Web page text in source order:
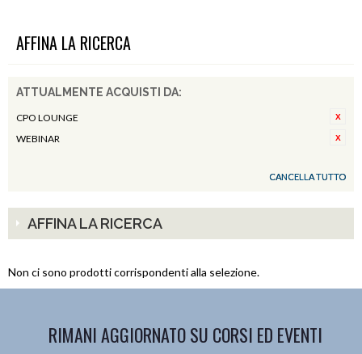
AFFINA LA RICERCA
ATTUALMENTE ACQUISTI DA:
CPO LOUNGE
WEBINAR
CANCELLA TUTTO
AFFINA LA RICERCA
Non ci sono prodotti corrispondenti alla selezione.
RIMANI AGGIORNATO SU CORSI ED EVENTI